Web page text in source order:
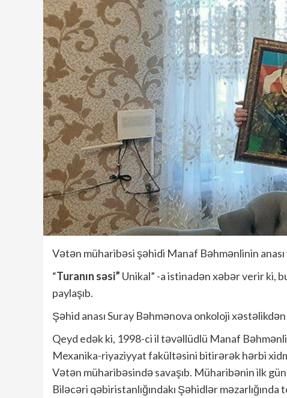
Vətən müharibəsi şəhidi Manaf Bəhmənlinin
“Turanın səsi” Unikal” -a istinadən xəbər verir ki,
paylaşıb.
Şəhid anası Suray Bəhmənova onkoloji xəstəlikdən
Qeyd edək ki, 1998-ci il təvəllüdlü Manaf
Mexanika-riyaziyyat fakültəsini bitirərək hərbi
Vətən müharibəsində savaşıb. Müharibənin ilk
Biləcəri qəbiristanlığındakı Şəhidlər